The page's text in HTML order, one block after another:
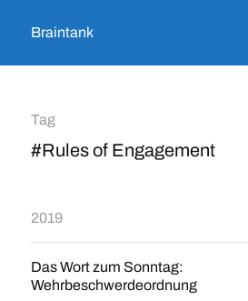
Braintank
Tag
#Rules of Engagement
2019
Das Wort zum Sonntag:
Wehrbeschwerdeordnung